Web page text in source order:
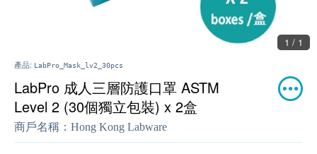
1 / 1
產品: LabPro_Mask_lv2_30pcs
LabPro 成人三層防護口罩 ASTM
Level 2 (30個獨立包裝) x 2盒
商戶名稱： Hong Kong Labware